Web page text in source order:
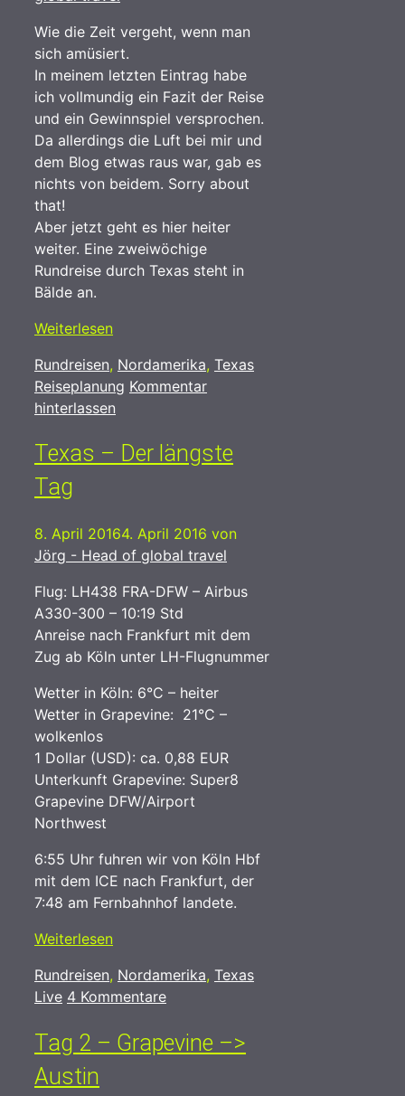
Wie die Zeit vergeht, wenn man
sich amüsiert.
In meinem letzten Eintrag habe
ich vollmundig ein Fazit der Reise
und ein Gewinnspiel versprochen.
Da allerdings die Luft bei mir und
dem Blog etwas raus war, gab es
nichts von beidem. Sorry about
that!
Aber jetzt geht es hier heiter
weiter. Eine zweiwöchige
Rundreise durch Texas steht in
Bälde an.
Weiterlesen
Kategorien
Rundreisen, Nordamerika, TexasSchlagwörter
Reiseplanung Kommentar
hinterlassen
Texas – Der längste
Tag
8. April 20164. April 2016 von
Jörg - Head of global travel
Flug: LH438 FRA-DFW – Airbus
A330-300 – 10:19 Std
Anreise nach Frankfurt mit dem
Zug ab Köln unter LH-Flugnummer
Wetter in Köln: 6°C – heiter
Wetter in Grapevine: 21°C –
wolkenlos
1 Dollar (USD): ca. 0,88 EUR
Unterkunft Grapevine: Super8
Grapevine DFW/Airport
Northwest
6:55 Uhr fuhren wir von Köln Hbf
mit dem ICE nach Frankfurt, der
7:48 am Fernbahnhof landete.
Weiterlesen
Kategorien
Rundreisen, Nordamerika, TexasSchlagwörter
Live 4 Kommentare
Tag 2 – Grapevine –>
Austin